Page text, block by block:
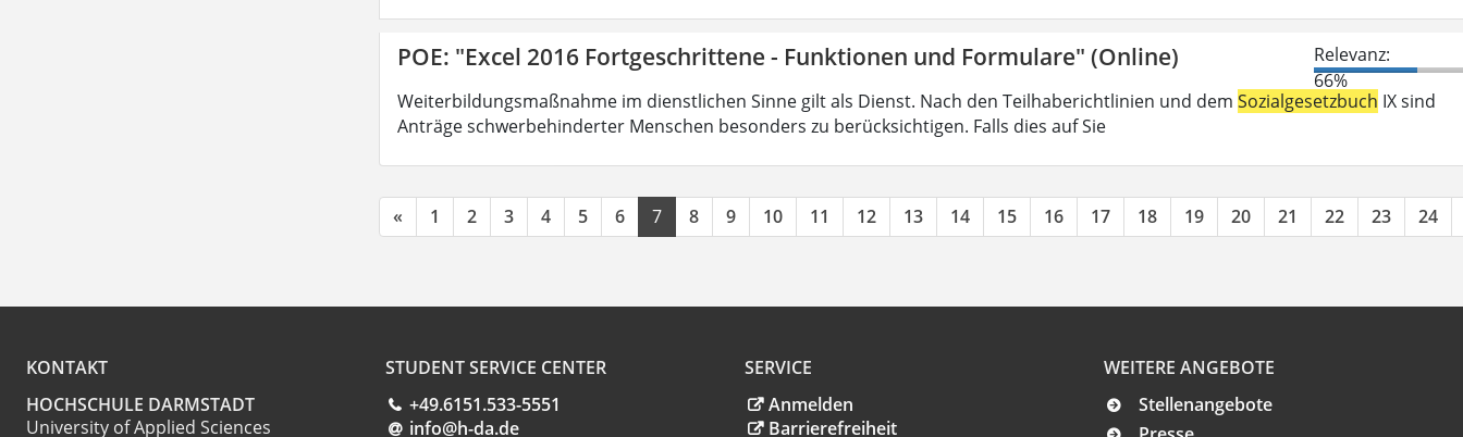
POE: "Excel 2016 Fortgeschrittene - Funktionen und Formulare" (Online)
Relevanz:
66%
Weiterbildungsmaßnahme im dienstlichen Sinne gilt als Dienst. Nach den Teilhaberichtlinien und dem Sozialgesetzbuch IX sind
Anträge schwerbehinderter Menschen besonders zu berücksichtigen. Falls dies auf Sie
« 1 2 3 4 5 6 7 8 9 10 11 12 13 14 15 16 17 18 19 20 21 22 23 24
KONTAKT
HOCHSCHULE DARMSTADT
University of Applied Sciences
STUDENT SERVICE CENTER
+49.6151.533-5551
info@h-da.de
SERVICE
Anmelden
Barrierefreiheit
WEITERE ANGEBOTE
Stellenangebote